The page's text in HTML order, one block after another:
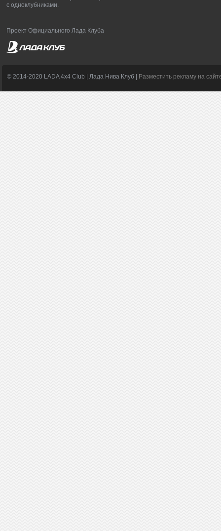
с одноклубниками.
Проект Официального Лада Клуба
© 2014-2020 LADA 4x4 Club | Лада Нива Клуб | Разместить рекламу на